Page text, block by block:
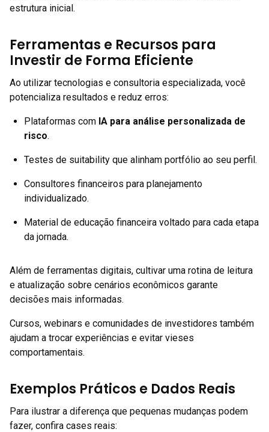
estrutura inicial.
Ferramentas e Recursos para
Investir de Forma Eficiente
Ao utilizar tecnologias e consultoria especializada, você
potencializa resultados e reduz erros:
Plataformas com IA para análise personalizada de
risco.
Testes de suitability que alinham portfólio ao seu perfil.
Consultores financeiros para planejamento
individualizado.
Material de educação financeira voltado para cada etapa
da jornada.
Além de ferramentas digitais, cultivar uma rotina de leitura
e atualização sobre cenários econômicos garante
decisões mais informadas.
Cursos, webinars e comunidades de investidores também
ajudam a trocar experiências e evitar vieses
comportamentais.
Exemplos Práticos e Dados Reais
Para ilustrar a diferença que pequenas mudanças podem
fazer, confira cases reais: